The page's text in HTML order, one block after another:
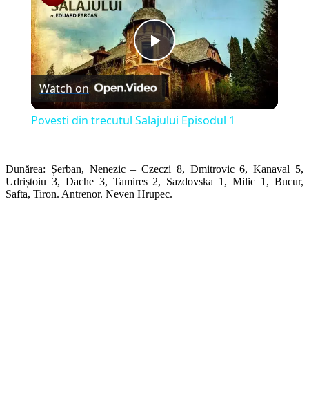
Play
Video
Watch on
Povesti din trecutul Salajului Episodul 1
Dunărea: Șerban, Nenezic – Czeczi 8, Dmitrovic 6, Kanaval 5,
Udriștoiu 3, Dache 3, Tamires 2, Sazdovska 1, Milic 1, Bucur,
Safta, Tiron. Antrenor. Neven Hrupec.